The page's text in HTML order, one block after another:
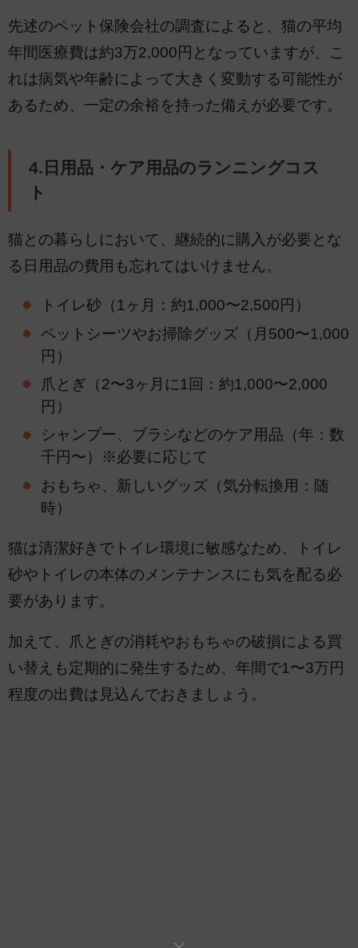
先述のペット保険会社の調査によると、猫の平均
年間医療費は約3万2,000円となっていますが、こ
れは病気や年齢によって大きく変動する可能性が
あるため、一定の余裕を持った備えが必要です。
4.日用品・ケア用品のランニングコス
ト
猫との暮らしにおいて、継続的に購入が必要とな
る日用品の費用も忘れてはいけません。
トイレ砂（1ヶ月：約1,000〜2,500円）
ペットシーツやお掃除グッズ（月500〜1,000
円）
爪とぎ（2〜3ヶ月に1回：約1,000〜2,000
円）
シャンプー、ブラシなどのケア用品（年：数
千円〜）※必要に応じて
おもちゃ、新しいグッズ（気分転換用：随
時）
猫は清潔好きでトイレ環境に敏感なため、トイレ
砂やトイレの本体のメンテナンスにも気を配る必
要があります。
加えて、爪とぎの消耗やおもちゃの破損による買
い替えも定期的に発生するため、年間で1〜3万円
程度の出費は見込んでおきましょう。